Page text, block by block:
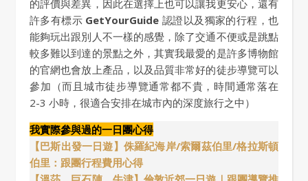
的評價與差異，因此在選擇上也可以讓我更安心，還有
許多有標示 GetYourGuide 認證以及獨家的行程，也
能夠玩出跟別人不一樣的感覺，除了交通不便或是跳點
較多難以到達的景點之外，其實我最愛的是許多博物館
的官網也會放上產品，以及品質非常好的徒步導覽可以
參加（而且城市徒步導覽通常都不貴，時間通常落在
2-3 小時，很適合安排在城市內的深度旅行之中）
我實際參與過的一日團心得
【巴斯出發一日遊】侏羅紀海岸/索爾茲伯里/格拉斯頓
伯里：跟團行程費用心得